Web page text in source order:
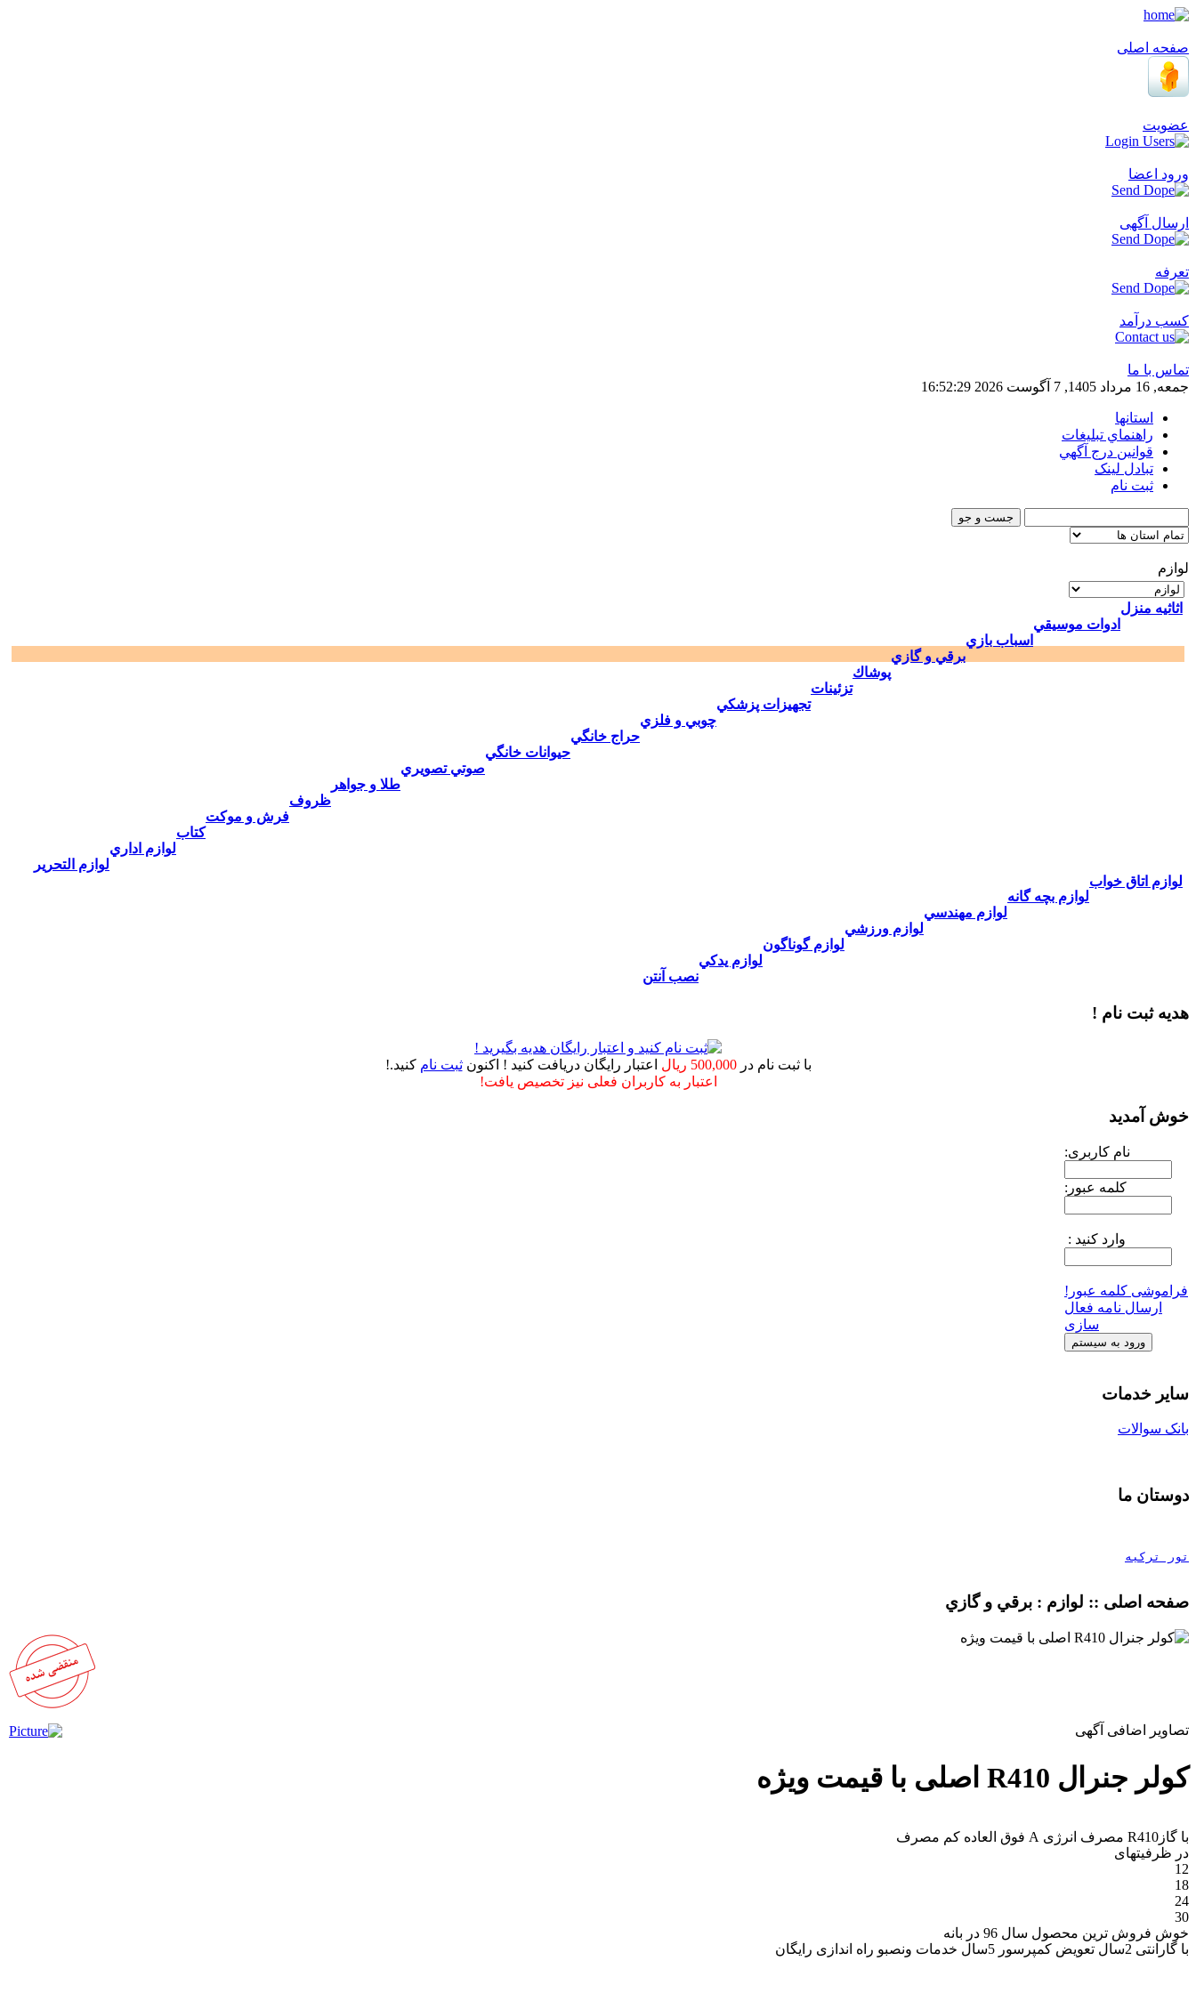
صفحه اصلی
عضویت
ورود اعضا
ارسال آگهی
تعرفه
کسب درآمد
تماس با ما
جمعه, 16 مرداد 1405, 7 آگوست 2026
16:52:29
استانها
راهنماي تبليغات
قوانين درج آگهي
تبادل لینک
ثبت نام
لوازم
اثاثيه منزل
ادوات موسيقي
اسباب بازي
برقي و گازي
پوشاك
تزئينات
تجهيزات پزشكي
چوبي و فلزي
حراج خانگي
حيوانات خانگي
صوتي تصويري
طلا و جواهر
ظروف
فرش و موكت
كتاب
لوازم اداري
لوازم التحرير
لوازم اتاق خواب
لوازم بچه گانه
لوازم مهندسي
لوازم ورزشي
لوازم گوناگون
لوازم يدكي
نصب آنتن
هدیه ثبت نام !
با ثبت نام در500,000 ریال اعتبار رایگان دریافت کنید ! اکنونثبت نام کنید.!
اعتبار به کاربران فعلی نیز تخصیص یافت!
خوش آمدید
نام کاربری:
کلمه عبور:
وارد کنید :
فراموشی کلمه عبور!
ارسال نامه فعال
سازی
سایر خدمات
بانک سوالات
دوستان ما
تور ترکیه
صفحه اصلی :: لوازم : برقي و گازي
تصاویر اضافی آگهی
کولر جنرال R410 اصلی با قیمت ویژه
با گازR410 مصرف انرژی A فوق العاده کم مصرف
در ظرفیتهای
12
18
24
30
خوش فروش ترین محصول سال 96 در بانه
با گارانتی 2سال تعویض کمپرسور 5سال خدمات ونصبو راه اندازی رایگان